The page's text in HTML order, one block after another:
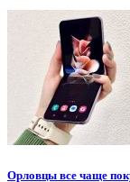
Орловцы все чаще